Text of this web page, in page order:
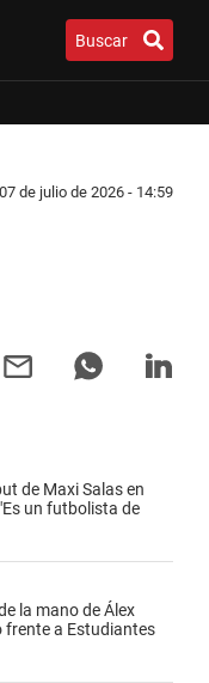
Buscar
07 de julio de 2026 - 14:59
de Maxi Salas en
un futbolista de
la mano de Álex
frente a Estudiantes